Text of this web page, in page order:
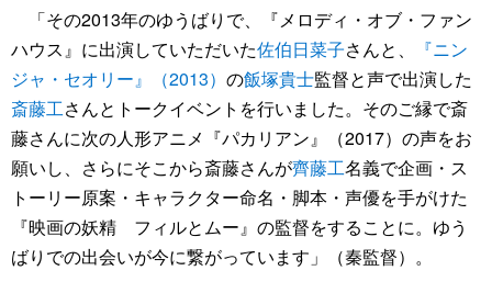
「その2013年のゆうばりで、『メロディ・オブ・ファン
ハウス』に出演していただいた佐伯日菜子さんと、
『ニン
ジャ・セオリー』（2013） の飯塚貴士監督と声で出演した
斎藤工さんとトークイベントを行いました。そのご縁で斎
藤さんに次の人形アニメ『パカリアン』（2017）の声をお
願いし、さらにそこから斎藤さんが齊藤工名義で企画・ス
トーリー原案・キャラクター命名・脚本・声優を手がけた
『映画の妖精 フィルとムー』の監督をすることに。ゆう
ばりでの出会いが今に繋がっています」（秦監督）。